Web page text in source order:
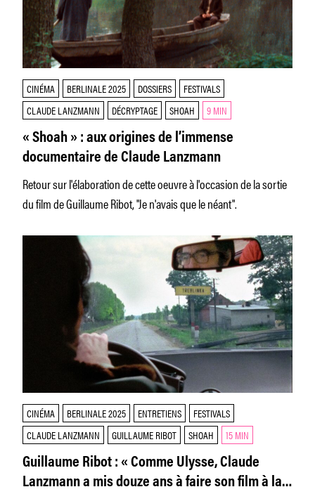
CINÉMA BERLINALE 2025 DOSSIERS
FESTIVALS
CLAUDE LANZMANN
DÉCRYPTAGE SHOAH 9 MIN
« Shoah » : aux origines de l’immense
documentaire de Claude Lanzmann
Retour sur l'élaboration de cette oeuvre à l'occasion de la sortie
du film de Guillaume Ribot, "Je n'avais que le néant".
CINÉMA BERLINALE 2025 ENTRETIENS
FESTIVALS
CLAUDE LANZMANN
GUILLAUME RIBOT SHOAH 15 MIN
Guillaume Ribot : « Comme Ulysse, Claude
Lanzmann a mis douze ans à faire son film à la